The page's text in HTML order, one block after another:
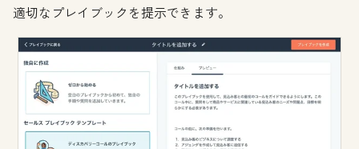
適切なプレイブックを提示できます。